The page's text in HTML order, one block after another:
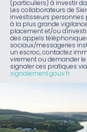
(particuliers) à investir
Les collaborateurs de
investisseurs
à la plus grande
placement et/ou
des appels
sociaux/messageries
un escroc, contactez
virement ou demander
signaler ces pratiques
signalement.gouv.fr